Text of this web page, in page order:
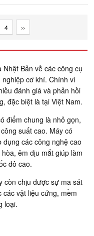
4 ››
Bản về các công cụ
cơ khí. Chính vì
đánh giá và phản hồi
đặc biệt là tại Việt Nam.
điểm chung là nhỏ gọn,
suất cao. Máy có
các công nghệ cao
êm dịu mắt giúp làm
đô cao.
còn chịu được sự ma sát
vật liệu cứng, mềm
loại.